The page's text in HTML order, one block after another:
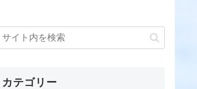
カテゴリー